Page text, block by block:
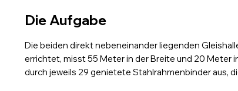
Die Aufgabe
Die beiden direkt nebeneinander liegenden
errichtet, misst 55 Meter in der Breite und 20 Meter
durch jeweils 29 genietete Stahlrahmenbinder aus,